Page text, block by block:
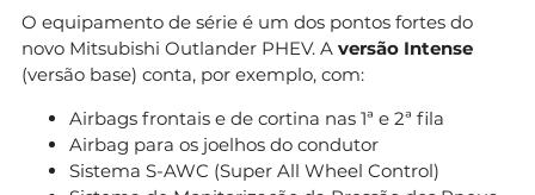
O equipamento de série é um dos pontos fortes do
novo Mitsubishi Outlander PHEV. A versão Intense
(versão base) conta, por exemplo, com:
Airbags frontais e de cortina nas 1ª e 2ª fila
Airbag para os joelhos do condutor
Sistema S-AWC (Super All Wheel Control)